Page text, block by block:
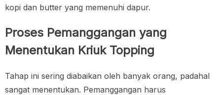
kopi dan butter yang memenuhi dapur.
Proses Pemanggangan yang
Menentukan Kriuk Topping
Tahap ini sering diabaikan oleh banyak orang, padahal
sangat menentukan. Pemanggangan harus